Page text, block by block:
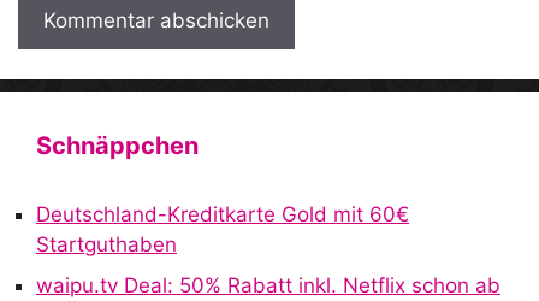
A
n
t
Schnäppchen
Deutschland-Kreditkarte Gold mit 60€
Startguthaben
waipu.tv Deal: 50% Rabatt inkl. Netflix schon ab